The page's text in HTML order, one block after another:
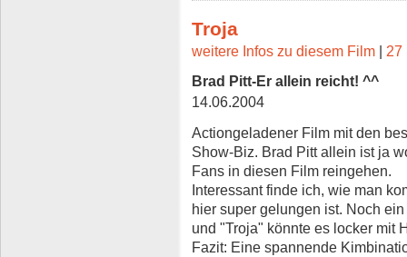
Troja
weitere Infos zu diesem Film | 27
Brad Pitt-Er allein reicht! ^^
14.06.2004
Actiongeladener Film mit den
Show-Biz. Brad Pitt allein ist ja
Fans in diesen Film reingehen.
Interessant finde ich, wie man
hier super gelungen ist. Noch
und "Troja" könnte es locker mit
Fazit: Eine spannende